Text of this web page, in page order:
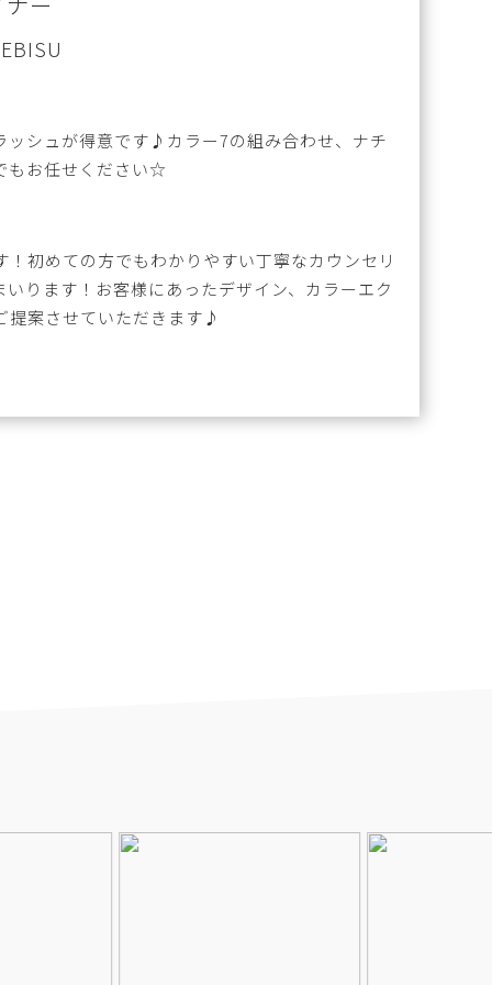
EBISU
ッシュが得意です♪カラー7の組み合わせ、ナチ
もお任せください☆
初めての方でもわかりやすい丁寧なカウンセリ
ります！お客様にあったデザイン、カラーエク
提案させていただきます♪